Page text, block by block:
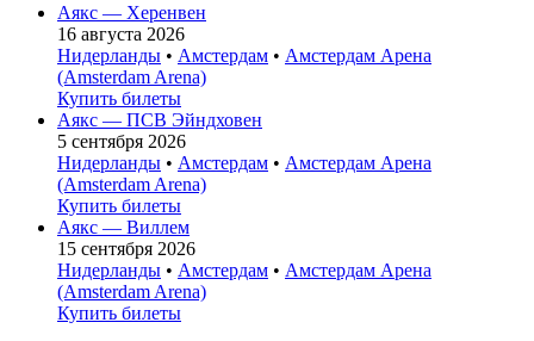
Аякс — Херенвен
16 августа 2026
Нидерланды • Амстердам • Амстердам Арена
(Amsterdam Arena)
Купить билеты
Аякс — ПСВ Эйндховен
5 сентября 2026
Нидерланды • Амстердам • Амстердам Арена
(Amsterdam Arena)
Купить билеты
Аякс — Виллем
15 сентября 2026
Нидерланды • Амстердам • Амстердам Арена
(Amsterdam Arena)
Купить билеты